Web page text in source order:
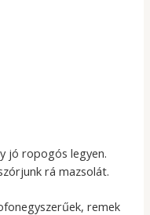
jó ropogós legyen.
rá mazsolát.
remek